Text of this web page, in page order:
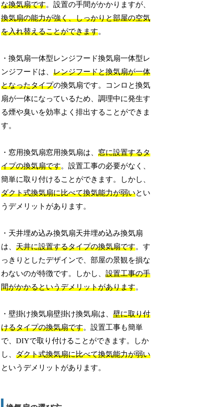
な換気扇です。設置の手間がかかりますが、
換気扇の能力が強く、しっかりと部屋の空気
を入れ替えることができます。
・換気扇一体型レンジフード換気扇一体型レ
ンジフードは、レンジフードと換気扇が一体
となったタイプの換気扇です。コンロと換気
扇が一体になっているため、調理中に発生す
る煙や臭いを効率よく排出することができま
す。
・窓用換気扇窓用換気扇は、窓に設置するタ
イプの換気扇です。設置工事の必要がなく、
簡単に取り付けることができます。しかし、
ダクト式換気扇に比べて換気能力が弱いとい
うデメリットがあります。
・天井埋め込み換気扇天井埋め込み換気扇
は、天井に設置するタイプの換気扇です。す
っきりとしたデザインで、部屋の景観を損な
わないのが特徴です。しかし、設置工事の手
間がかかるというデメリットがあります。
・壁掛け換気扇壁掛け換気扇は、壁に取り付
けるタイプの換気扇です。設置工事も簡単
で、DIYで取り付けることができます。しか
し、ダクト式換気扇に比べて換気能力が弱い
というデメリットがあります。